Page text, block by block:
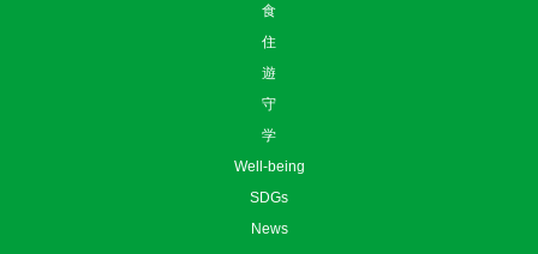
食
住
遊
守
学
Well-being
SDGs
News